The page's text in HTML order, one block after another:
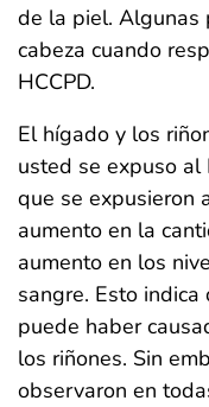
de la piel. Algunas
cabeza cuando
HCCPD.
El hígado y los
usted se expuso al
que se expusieron
aumento en la
aumento en los
sangre. Esto
puede haber
los riñones. Sin
observaron en